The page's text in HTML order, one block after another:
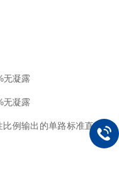
无凝露
无凝露
例输出的单路标准直流电